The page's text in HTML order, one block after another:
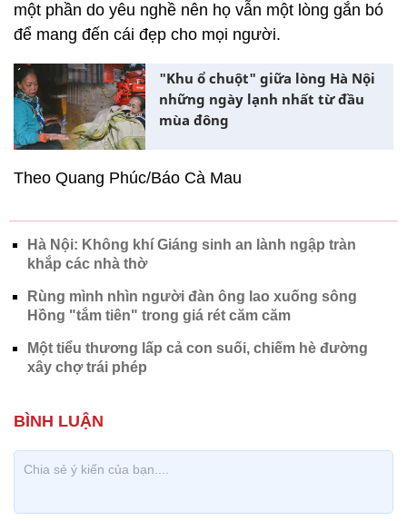
một phần do yêu nghề nên họ vẫn một lòng gắn bó
để mang đến cái đẹp cho mọi người.
"Khu ổ chuột" giữa lòng Hà Nội
những ngày lạnh nhất từ đầu
mùa đông
Theo Quang Phúc/Báo Cà Mau
Hà Nội: Không khí Giáng sinh an lành ngập tràn
khắp các nhà thờ
Rùng mình nhìn người đàn ông lao xuống sông
Hồng "tắm tiên" trong giá rét căm căm
Một tiểu thương lấp cả con suối, chiếm hè đường
xây chợ trái phép